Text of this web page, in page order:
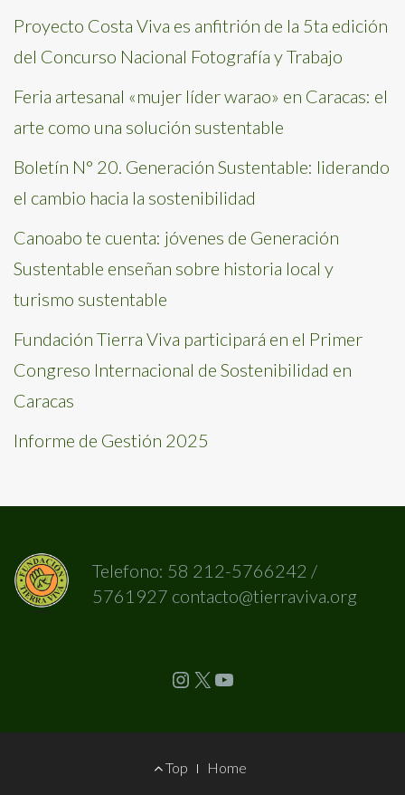
Proyecto Costa Viva es anfitrión de la 5ta edición
del Concurso Nacional Fotografía y Trabajo
Feria artesanal «mujer líder warao» en Caracas: el
arte como una solución sustentable
Boletín N° 20. Generación Sustentable: liderando
el cambio hacia la sostenibilidad
Canoabo te cuenta: jóvenes de Generación
Sustentable enseñan sobre historia local y
turismo sustentable
Fundación Tierra Viva participará en el Primer
Congreso Internacional de Sostenibilidad en
Caracas
Informe de Gestión 2025
Telefono: 58 212-5766242 /
5761927 contacto@tierraviva.org
Instagram X YouTube
Top Home